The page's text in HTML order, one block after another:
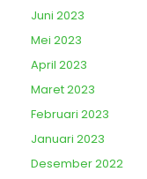
Juni 2023
Mei 2023
April 2023
Maret 2023
Februari 2023
Januari 2023
Desember 2022